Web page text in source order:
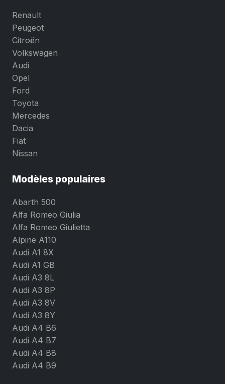
Renault
Peugeot
Citroën
Volkswagen
Audi
Opel
Ford
Toyota
Mercedes
Dacia
Fiat
Nissan
Modèles populaires
Abarth 500
Alfa Romeo Giulia
Alfa Romeo Giulietta
Alpine A110
Audi A1 8X
Audi A1 GB
Audi A3 8L
Audi A3 8P
Audi A3 8V
Audi A3 8Y
Audi A4 B6
Audi A4 B7
Audi A4 B8
Audi A4 B9